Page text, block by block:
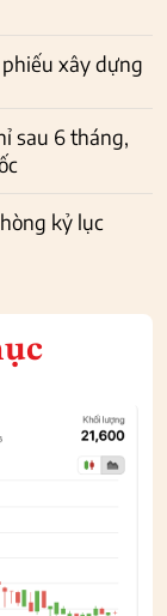
phiếu xây dựng
sau 6 tháng,
kỷ lục